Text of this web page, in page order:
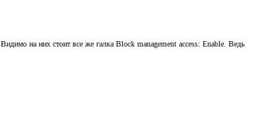
на них стоит все же галка Block management access: Enable. Ведь